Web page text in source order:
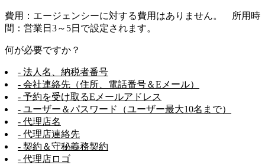
費用：エージェンシーに対する費用はありません。 所用時
間：営業日3～5日で設定されます。
何が必要ですか？
- 法人名、納税者番号
- 会社連絡先（住所、電話番号＆Eメール）
- 予約を受け取るEメールアドレス
- ユーザー＆パスワード（ユーザー最大10名まで）
- 代理店名
- 代理店連絡先
- 契約＆守秘義務契約
- 代理店ロゴ